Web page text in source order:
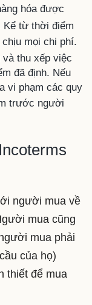
hóa được
Kể từ thời điểm
mọi chi phí.
thu xếp việc
đã định. Nếu
vi phạm các quy
trước người
người mua về
mua cũng
mua phải
của họ)
thiết để mua